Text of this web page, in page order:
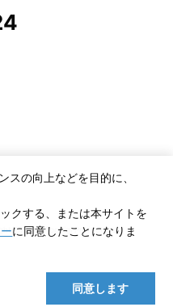
スの向上などを目的に、
クする、または本サイトを
に同意したことになりま
同意します
Prefecture